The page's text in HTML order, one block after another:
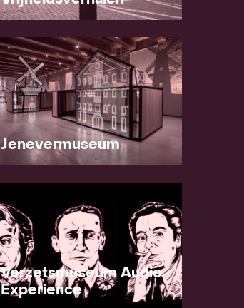
Jenevermuseum
Verzetsmuseum Audio
Experience